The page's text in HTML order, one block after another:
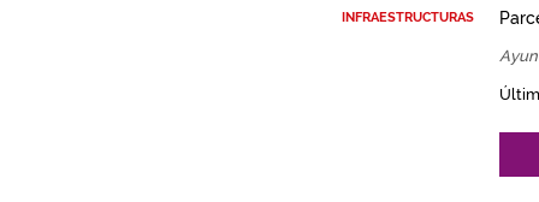
INFRAESTRUCTURAS